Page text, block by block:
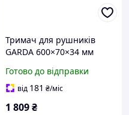
Тримач для рушників
GARDA 600×70×34 мм
Готово до відправки
від 181 ₴/міс
1 809₴